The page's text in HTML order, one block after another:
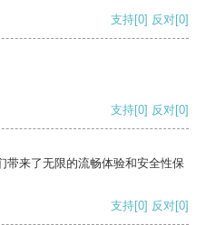
支持[0] 反对[0]
支持[0] 反对[0]
带来了无限的流畅体验和安全性保
支持[0] 反对[0]